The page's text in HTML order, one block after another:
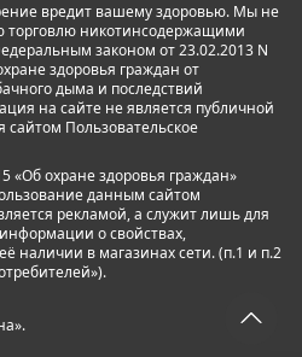
вредит вашему здоровью. Мы не
торговлю никотинсодержащими
законом от 23.02.2013 N
здоровья граждан от
дыма и последствий
на сайте не является публичной
сайтом Пользовательское
«Об охране здоровья граждан»
данным сайтом
рекламой, а служит лишь для
о свойствах,
наличии в магазинах сети. (п.1 и п.2